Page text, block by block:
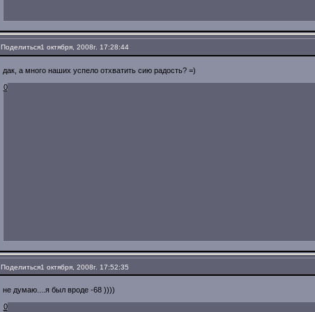
Поделиться1 октября, 2008г. 17:28:44
дак, а много наших успело отхватить сию радость? =)
0
Поделиться1 октября, 2008г. 17:52:35
не думаю....я был вроде -68 ))))
0